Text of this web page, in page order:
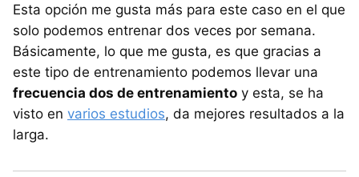
Esta opción me gusta más para este caso en el que
solo podemos entrenar dos veces por semana.
Básicamente, lo que me gusta, es que gracias a
este tipo de entrenamiento podemos llevar una
frecuencia dos de entrenamiento y esta, se ha
visto en varios estudios, da mejores resultados a la
larga.